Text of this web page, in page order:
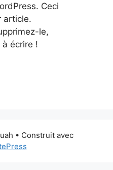
Ceci
article.
le,
écrire !
• Construit avec